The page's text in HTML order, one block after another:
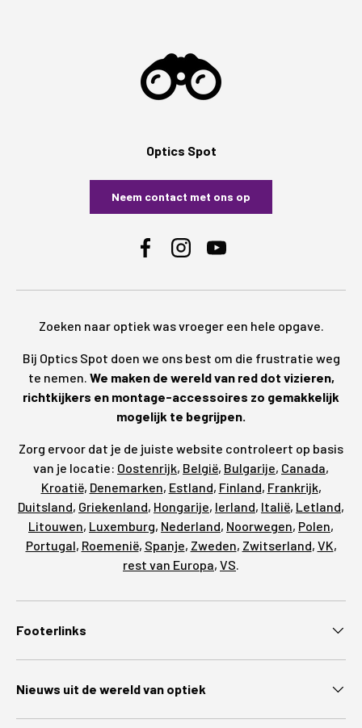
Optics Spot
Neem contact met ons op
FacebookInstagramYouTube
Zoeken naar optiek was vroeger een hele opgave.
Bij Optics Spot doen we ons best om die frustratie weg
te nemen. We maken de wereld van red dot vizieren,
richtkijkers en montage-accessoires zo gemakkelijk
mogelijk te begrijpen.
Zorg ervoor dat je de juiste website controleert op basis
van je locatie: Oostenrijk, België, Bulgarije, Canada,
Kroatië, Denemarken, Estland, Finland, Frankrijk,
Duitsland, Griekenland, Hongarije, Ierland, Italië, Letland,
Litouwen, Luxemburg, Nederland, Noorwegen, Polen,
Portugal, Roemenië, Spanje, Zweden, Zwitserland, VK,
rest van Europa, VS
Footerlinks
Nieuws uit de wereld van optiek